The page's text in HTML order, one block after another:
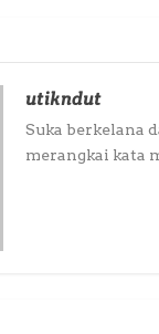
utikndut
Suka berkelana
merangkai kata